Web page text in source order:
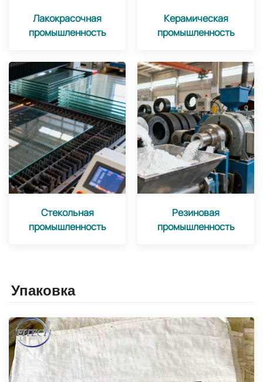
Лакокрасочная
промышленность
Керамическая
промышленность
Стекольная
промышленность
Резиновая
промышленность
Упаковка